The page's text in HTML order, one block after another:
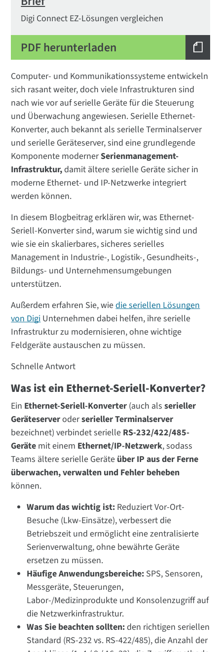
Digi Connect EZ-Lösungen vergleichen
PDF herunterladen
Computer- und Kommunikationssysteme entwickeln
sich rasant weiter, doch viele Infrastrukturen sind
nach wie vor auf serielle Geräte für die Steuerung
und Überwachung angewiesen. Serielle Ethernet-
Konverter, auch bekannt als serielle Terminalserver
und serielle Geräteserver, sind eine grundlegende
Komponente modernerSerienmanagement-
Infrastruktur,damit ältere serielle Geräte sicher in
moderne Ethernet- und IP-Netzwerke integriert
werden können.
In diesem Blogbeitrag erklären wir, was Ethernet-
Seriell-Konverter sind, warum sie wichtig sind und
wie sie ein skalierbares, sicheres serielles
Management in Industrie-, Logistik-, Gesundheits-,
Bildungs- und Unternehmensumgebungen
unterstützen.
Außerdem erfahren Sie, wiedie seriellen Lösungen
von DigiUnternehmen dabei helfen, ihre serielle
Infrastruktur zu modernisieren, ohne wichtige
Feldgeräte austauschen zu müssen.
Schnelle Antwort
Was ist ein Ethernet-Seriell-Konverter?
Ein Ethernet-Seriell-Konverter (auch alsserieller
Geräteserveroderserieller Terminalserver
bezeichnet) verbindet serielle RS-232/422/485-
Geräte mit einem Ethernet/IP-Netzwerk, sodass
Teams ältere serielle Geräte über IP aus der Ferne
überwachen, verwalten und Fehler beheben
können.
Warum das wichtig ist: Reduziert Vor-Ort-
Besuche (Lkw-Einsätze), verbessert die
Betriebszeit und ermöglicht eine zentralisierte
Serienverwaltung, ohne bewährte Geräte
ersetzen zu müssen.
Häufige Anwendungsbereiche: SPS, Sensoren,
Messgeräte, Steuerungen,
Labor-/Medizinprodukte und Konsolenzugriff auf
die Netzwerkinfrastruktur.
Was Sie beachten sollten:den richtigen seriellen
Standard (RS-232 vs. RS-422/485), die Anzahl der